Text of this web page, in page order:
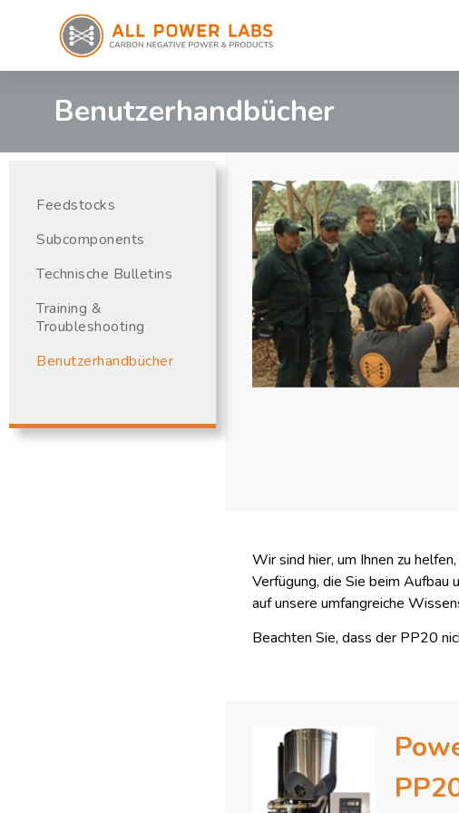
Benutzerhandbücher
Feedstocks
Subcomponents
Technische Bulletins
Training &
Troubleshooting
Benutzerhandbücher
Wir sind hier, um Ihnen zu
Verfügung, die Sie beim Aufbau
auf unsere umfangreiche
Beachten Sie, dass der PP20